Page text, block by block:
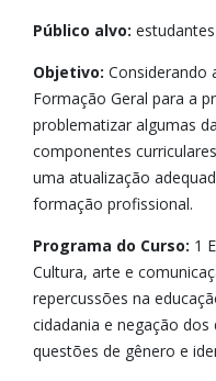
Público alvo:
Objetivo: Considerando
Formação Geral para a
problematizar algumas
componentes
uma atualização
formação profissional.
Programa do Curso: 1
Cultura, arte e
repercussões na
cidadania e negação
questões de gênero e